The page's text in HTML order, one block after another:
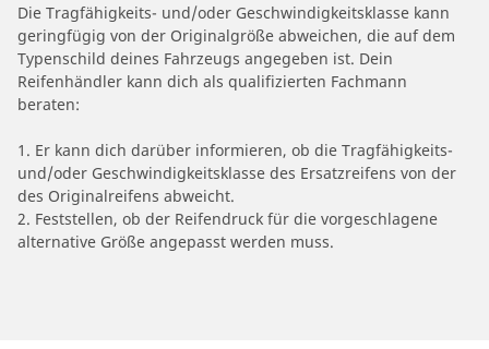
Die Tragfähigkeits- und/oder Geschwindigkeitsklasse kann
geringfügig von der Originalgröße abweichen, die auf dem
Typenschild deines Fahrzeugs angegeben ist. Dein
Reifenhändler kann dich als qualifizierten Fachmann
beraten:
1. Er kann dich darüber informieren, ob die Tragfähigkeits-
und/oder Geschwindigkeitsklasse des Ersatzreifens von der
des Originalreifens abweicht.
2. Feststellen, ob der Reifendruck für die vorgeschlagene
alternative Größe angepasst werden muss.